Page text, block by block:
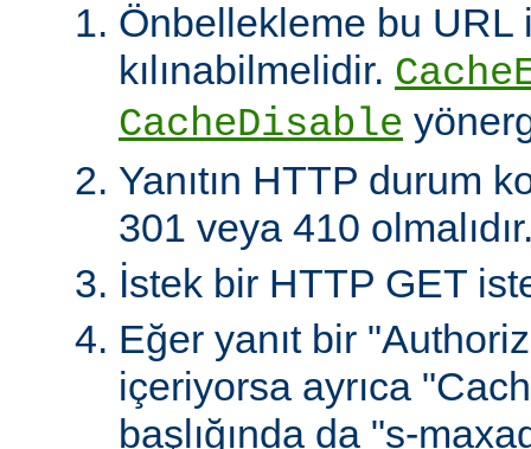
Önbellekleme bu URL
kılınabilmelidir.
CacheDisable
Yanıtın HTTP durum
301 veya 410
İstek bir HTTP GET
Eğer yanıt bir
içeriyorsa ayrıca
başlığında da "s-